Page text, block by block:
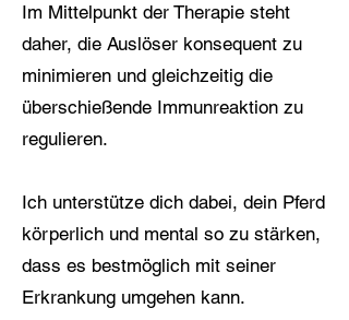
Im Mittelpunkt der Therapie steht
daher, die Auslöser konsequent zu
minimieren und gleichzeitig die
überschießende Immunreaktion zu
regulieren.
Ich unterstütze dich dabei, dein Pferd
körperlich und mental so zu stärken,
dass es bestmöglich mit seiner
Erkrankung umgehen kann.